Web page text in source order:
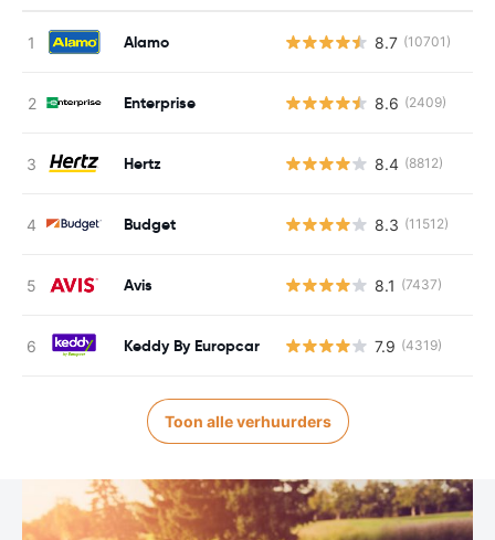
Alamo 8.7 (10701)
Enterprise 8.6 (2409)
Hertz 8.4 (8812)
Budget 8.3 (11512)
Avis 8.1 (7437)
Keddy By Europcar 7.9 (4319)
Toon alle verhuurders